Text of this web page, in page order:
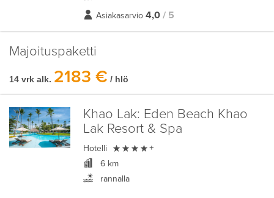
Asiakasarvio 4,0 / 5
Majoituspaketti
14 vrk alk. 2183 € / hlö
Khao Lak: Eden Beach Khao
Lak Resort & Spa
Hotelli  +
6 km
rannalla